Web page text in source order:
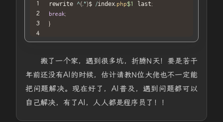
rewrite ^(.*)$ /index.php$1 last;
break;
}
搬了一个家，遇到很多坑，折腾N天！要是若干
年前还没有AI的时候，估计请教N位大佬也不一定能
把问题解决。现在好了，AI普及，遇到问题都可以
自己解决，有了AI，人人都是程序员了！！